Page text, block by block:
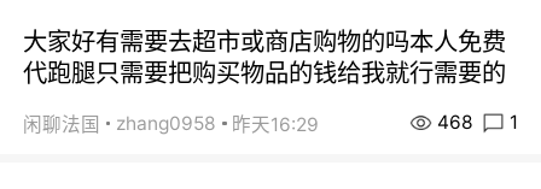
大家好有需要去超市或商店购物的吗本人免费
代跑腿只需要把购买物品的钱给我就行需要的
闲聊法国 zhang0958 昨天16:29 468 1